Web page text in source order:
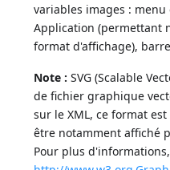
variables images :
Application (permettant
format d'affichage),
Note : SVG (Scalable
de fichier graphique
sur le XML, ce format
être notamment affiché
Pour plus